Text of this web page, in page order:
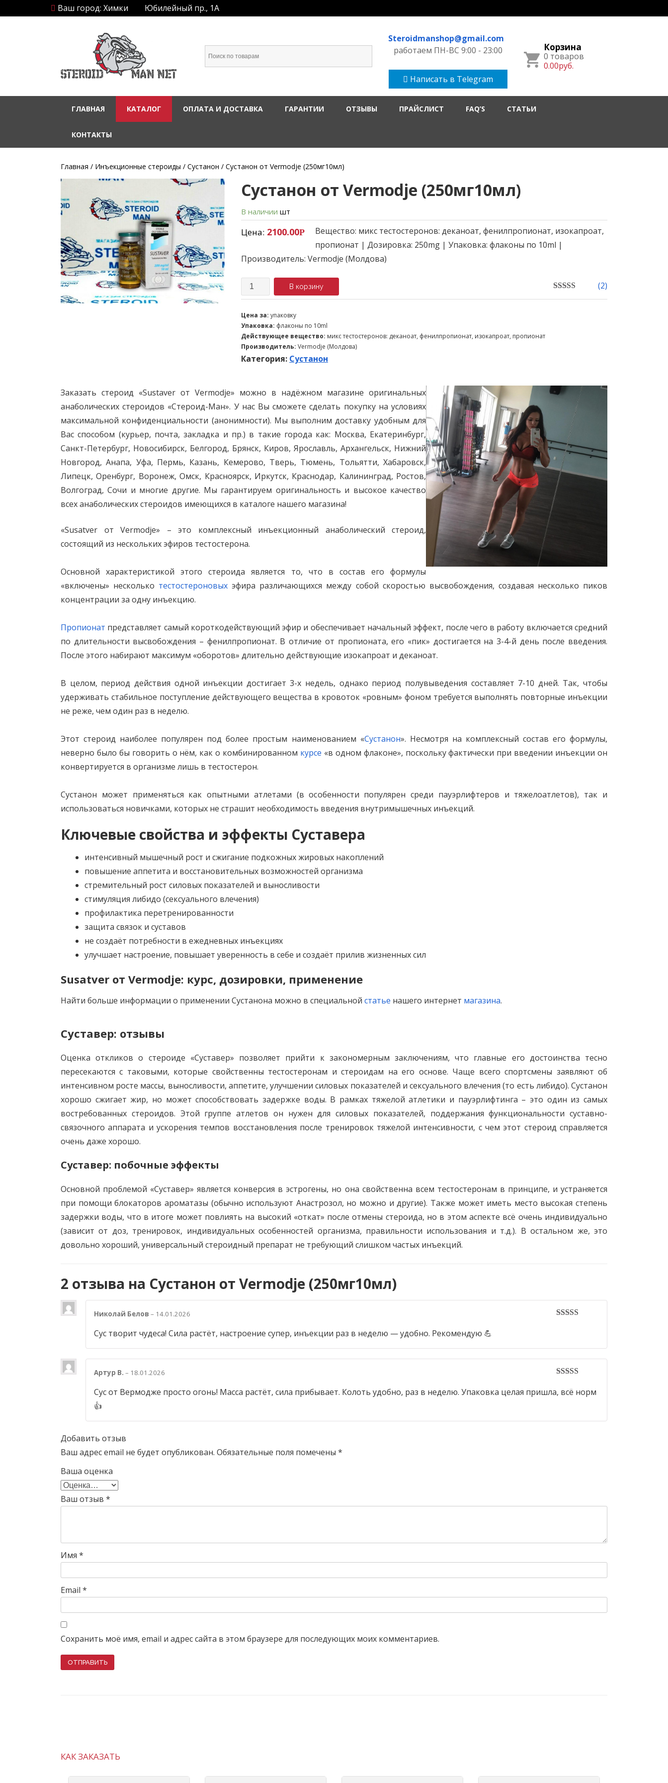
Ваш город: Химки Юбилейный пр., 1А
Steroidmanshop@gmail.com
работаем ПН-ВС 9:00 - 23:00
Написать в Telegram
Корзина
0 товаров
0.00руб.
ГЛАВНАЯ КАТАЛОГ ОПЛАТА И ДОСТАВКА ГАРАНТИИ ОТЗЫВЫ ПРАЙСЛИСТ FAQ’S СТАТЬИ
КОНТАКТЫ
Главная / Инъекционные стероиды / Сустанон / Сустанон от Vermodje (250мг10мл)
Сустанон от Vermodje (250мг10мл)
В наличии шт
Цена: 2100.00Р
Вещество: микс тестостеронов: деканоат, фенилпропионат, изокапроат,
пропионат | Дозировка: 250mg | Упаковка: флаконы по 10ml |
Производитель: Vermodje (Молдова)
Количество В корзину
5.00out of 5
(2)
Цена за: упаковку
Упаковка: флаконы по 10ml
Действующее вещество: микс тестостеронов: деканоат, фенилпропионат, изокапроат, пропионат
Производитель: Vermodje (Молдова)
Категория: Сустанон
Заказать стероид «Sustaver от Vermodje» можно в надёжном магазине оригинальных
анаболических стероидов «Стероид-Ман». У нас Вы сможете сделать покупку на условиях
максимальной конфиденциальности (анонимности). Мы выполним доставку удобным для
Вас способом (курьер, почта, закладка и пр.) в такие города как: Москва, Екатеринбург,
Санкт-Петербург, Новосибирск, Белгород, Брянск, Киров, Ярославль, Архангельск, Нижний
Новгород, Анапа, Уфа, Пермь, Казань, Кемерово, Тверь, Тюмень, Тольятти, Хабаровск,
Липецк, Оренбург, Воронеж, Омск, Красноярск, Иркутск, Краснодар, Калининград, Ростов,
Волгоград, Сочи и многие другие. Мы гарантируем оригинальность и высокое качество
всех анаболических стероидов имеющихся в каталоге нашего магазина!
«Susatver от Vermodje» – это комплексный инъекционный анаболический стероид,
состоящий из нескольких эфиров тестостерона.
Основной характеристикой этого стероида является то, что в состав его формулы
«включены» несколько тестостероновых эфира различающихся между собой скоростью высвобождения, создавая несколько пиков
концентрации за одну инъекцию.
Пропионат представляет самый короткодействующий эфир и обеспечивает начальный эффект, после чего в работу включается средний
по длительности высвобождения – фенилпропионат. В отличие от пропионата, его «пик» достигается на 3-4-й день после введения.
После этого набирают максимум «оборотов» длительно действующие изокапроат и деканоат.
В целом, период действия одной инъекции достигает 3-х недель, однако период полувыведения составляет 7-10 дней. Так, чтобы
удерживать стабильное поступление действующего вещества в кровоток «ровным» фоном требуется выполнять повторные инъекции
не реже, чем один раз в неделю.
Этот стероид наиболее популярен под более простым наименованием «Сустанон». Несмотря на комплексный состав его формулы,
неверно было бы говорить о нём, как о комбинированном курсе «в одном флаконе», поскольку фактически при введении инъекции он
конвертируется в организме лишь в тестостерон.
Сустанон может применяться как опытными атлетами (в особенности популярен среди пауэрлифтеров и тяжелоатлетов), так и
использоваться новичками, которых не страшит необходимость введения внутримышечных инъекций.
Ключевые свойства и эффекты Суставера
интенсивный мышечный рост и сжигание подкожных жировых накоплений
повышение аппетита и восстановительных возможностей организма
стремительный рост силовых показателей и выносливости
стимуляция либидо (сексуального влечения)
профилактика перетренированности
защита связок и суставов
не создаёт потребности в ежедневных инъекциях
улучшает настроение, повышает уверенность в себе и создаёт прилив жизненных сил
Susatver от Vermodje: курс, дозировки, применение
Найти больше информации о применении Сустанона можно в специальной статье нашего интернет магазина.
Суставер: отзывы
Оценка откликов о стероиде «Суставер» позволяет прийти к закономерным заключениям, что главные его достоинства тесно
пересекаются с таковыми, которые свойственны тестостеронам и стероидам на его основе. Чаще всего спортсмены заявляют об
интенсивном росте массы, выносливости, аппетите, улучшении силовых показателей и сексуального влечения (то есть либидо). Сустанон
хорошо сжигает жир, но может способствовать задержке воды. В рамках тяжелой атлетики и пауэрлифтинга – это один из самых
востребованных стероидов. Этой группе атлетов он нужен для силовых показателей, поддержания функциональности суставно-
связочного аппарата и ускорения темпов восстановления после тренировок тяжелой интенсивности, с чем этот стероид справляется
очень даже хорошо.
Суставер: побочные эффекты
Основной проблемой «Суставер» является конверсия в эстрогены, но она свойственна всем тестостеронам в принципе, и устраняется
при помощи блокаторов ароматазы (обычно используют Анастрозол, но можно и другие). Также может иметь место высокая степень
задержки воды, что в итоге может повлиять на высокий «откат» после отмены стероида, но в этом аспекте всё очень индивидуально
(зависит от доз, тренировок, индивидуальных особенностей организма, правильности использования и т.д.). В остальном же, это
довольно хороший, универсальный стероидный препарат не требующий слишком частых инъекций.
2 отзыва на Сустанон от Vermodje (250мг10мл)
Николай Белов – 14.01.2026
Сус творит чудеса! Сила растёт, настроение супер, инъекции раз в неделю — удобно. Рекомендую 💪
Артур В. – 18.01.2026
Сус от Вермодже просто огонь! Масса растёт, сила прибывает. Колоть удобно, раз в неделю. Упаковка целая пришла, всё норм
👍
Добавить отзыв
Ваш адрес email не будет опубликован. Обязательные поля помечены *
Ваша оценка
Ваш отзыв *
Имя *
Email *
Сохранить моё имя, email и адрес сайта в этом браузере для последующих моих комментариев.
КАК ЗАКАЗАТЬ